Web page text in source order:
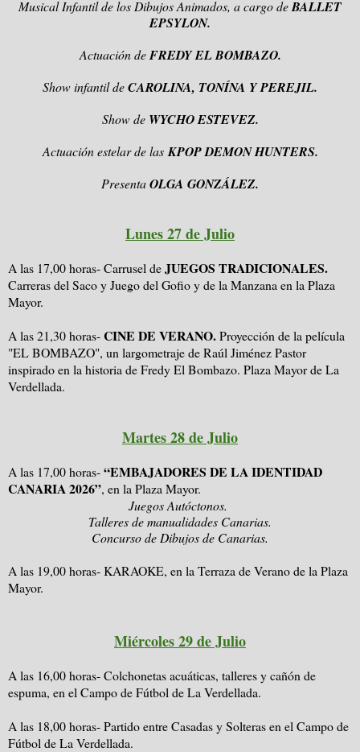
Musical Infantil de los Dibujos Animados, a cargo deBALLET
EPSYLON.
Actuación deFREDY EL BOMBAZO.
Show infantil deCAROLINA, TONÍNA Y PEREJIL.
Show de WYCHO ESTEVEZ.
Actuación estelar de lasKPOP DEMON HUNTERS.
PresentaOLGA GONZÁLEZ.
Lunes 27 de Julio
A las 17,00 horas- Carrusel deJUEGOS TRADICIONALES.
Carreras del Saco y Juego del Gofio y de la Manzana en la Plaza
Mayor.
A las 21,30 horas-CINE DE VERANO.Proyección de la película
"EL BOMBAZO", un largometraje de Raúl Jiménez Pastor
inspirado en la historia de Fredy El Bombazo. Plaza Mayor de La
Verdellada.
Martes 28 de Julio
A las 17,00 horas-“EMBAJADORES DE LA IDENTIDAD
CANARIA 2026”, en la Plaza Mayor.
Juegos Autóctonos.
Talleres de manualidades Canarias.
Concurso de Dibujos de Canarias.
A las 19,00 horas- KARAOKE, en la Terraza de Verano de la Plaza
Mayor.
Miércoles 29 de Julio
A las 16,00 horas- Colchonetas acuáticas, talleres y cañón de
espuma, en el Campo de Fútbol de La Verdellada.
A las 18,00 horas- Partido entre Casadas y Solteras en el Campo de
Fútbol de La Verdellada.